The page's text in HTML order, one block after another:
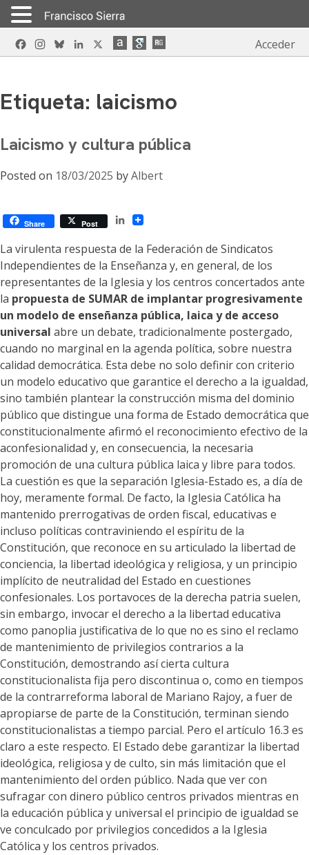
Skip
to
FacebookInstagram
BlueskyLinkedIn Acceder
Etiqueta: laicismo
Laicismo y cultura pública
Posted on 18/03/2025 byAlbert
Share Post
LinkedIn
La virulenta respuesta de la Federación de Sindicatos
Independientes de la Enseñanza y, en general, de los
representantes de la Iglesia y los centros concertados ante
la propuesta de SUMAR de implantar progresivamente
un modelo de enseñanza pública, laica y de acceso
universal abre un debate, tradicionalmente postergado,
cuando no marginal en la agenda política, sobre nuestra
calidad democrática. Esta debe no solo definir con criterio
un modelo educativo que garantice el derecho a la igualdad,
sino también plantear la construcción misma del dominio
público que distingue una forma de Estado democrática que
constitucionalmente afirmó el reconocimiento efectivo de la
aconfesionalidad y, en consecuencia, la necesaria
promoción de una cultura pública laica y libre para todos.
La cuestión es que la separación Iglesia-Estado es, a día de
hoy, meramente formal. De facto, la Iglesia Católica ha
mantenido prerrogativas de orden fiscal, educativas e
incluso políticas contraviniendo el espíritu de la
Constitución, que reconoce en su articulado la libertad de
conciencia, la libertad ideológica y religiosa, y un principio
implícito de neutralidad del Estado en cuestiones
confesionales. Los portavoces de la derecha patria suelen,
sin embargo, invocar el derecho a la libertad educativa
como panoplia justificativa de lo que no es sino el reclamo
de mantenimiento de privilegios contrarios a la
Constitución, demostrando así cierta cultura
constitucionalista fija pero discontinua o, como en tiempos
de la contrarreforma laboral de Mariano Rajoy, a fuer de
apropiarse de parte de la Constitución, terminan siendo
constitucionalistas a tiempo parcial. Pero el artículo 16.3 es
claro a este respecto. El Estado debe garantizar la libertad
ideológica, religiosa y de culto, sin más limitación que el
mantenimiento del orden público. Nada que ver con
sufragar con dinero público centros privados mientras en
la educación pública y universal el principio de igualdad se
ve conculcado por privilegios concedidos a la Iglesia
Católica y los centros privados.